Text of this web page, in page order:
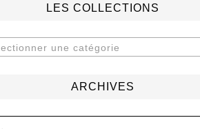
LES COLLECTIONS
une catégorie
ARCHIVES